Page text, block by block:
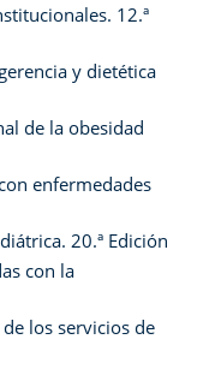
12.ª
y dietética
de la obesidad
enfermedades
20.ª Edición
con la
los servicios de